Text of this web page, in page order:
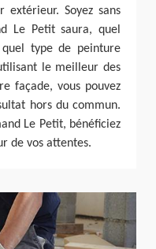
Soyez sans
Le Petit saura, quel
type de peinture
le meilleur des
façade, vous pouvez
hors du commun.
Le Petit, bénéficiez
de vos attentes.